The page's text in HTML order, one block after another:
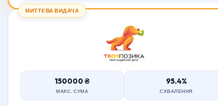
МИТТЄВА ВИДАЧА
150000 ₴
МАКС. СУМА
95.4%
СХВАЛЕННЯ